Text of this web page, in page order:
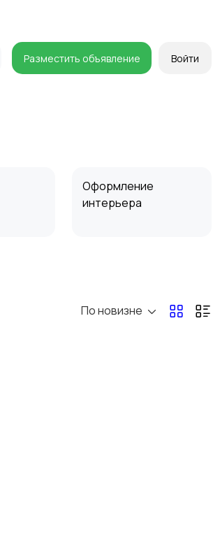
Разместить объявление Войти
Оформление
интерьера
По новизне